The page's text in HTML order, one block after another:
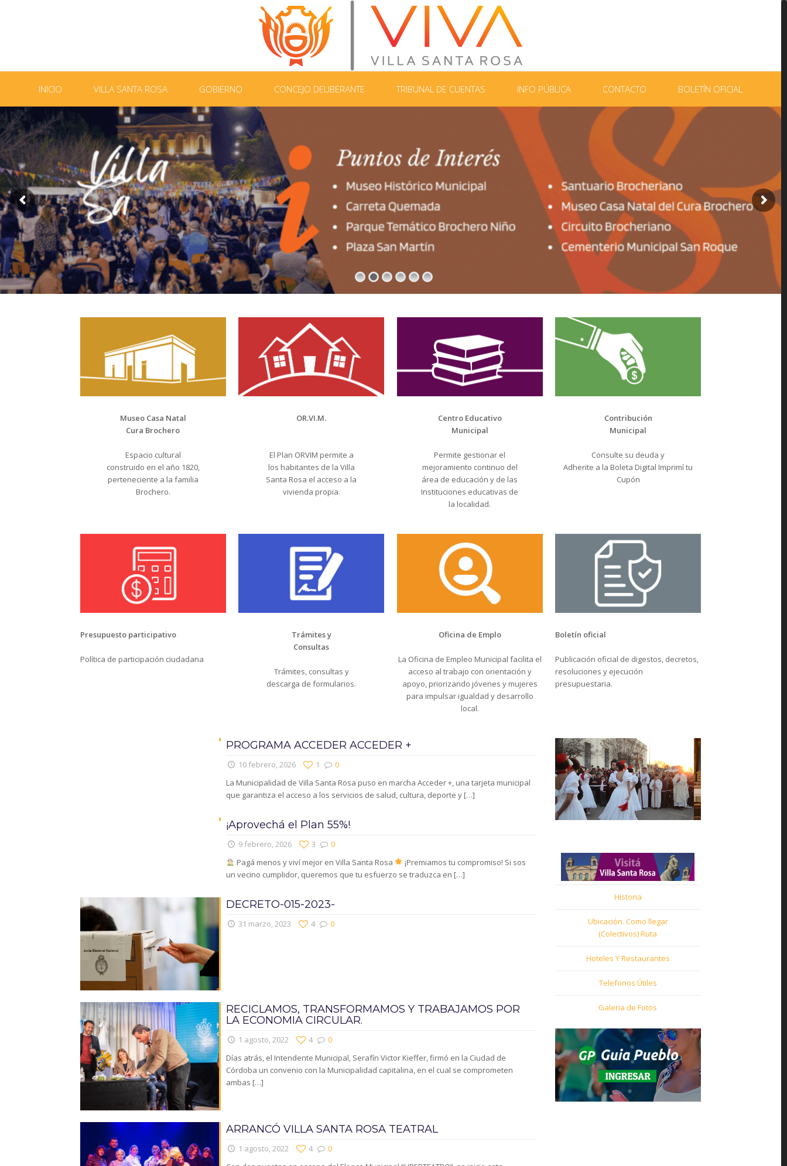
INICIO VILLA SANTA ROSA GOBIERNO CONCEJO DELIBERANTE TRIBUNAL DE CUENTAS INFO PÚBLICA CONTACTO BOLETÍN OFICIAL
Museo Casa Natal
Cura Brochero
Espacio cultural
construido en el año 1820,
perteneciente a la familia
Brochero.
OR.VI.M.
El Plan ORVIM permite a
los habitantes de la Villa
Santa Rosa el acceso a la
vivienda propia.
Centro Educativo
Municipal
Permite gestionar el
mejoramiento continuo del
área de educación y de las
Instituciones educativas de
la localidad.
Contribución
Municipal
Consulte su deuda y
Adherite a la Boleta Digital Imprimí tu
Cupón
Presupuesto participativo
Política de participación ciudadana
Trámites y
Consultas
Trámites, consultas y
descarga de formularios.
Oficina de Emplo
La Oficina de Empleo Municipal facilita el
acceso al trabajo con orientación y
apoyo, priorizando jóvenes y mujeres
para impulsar igualdad y desarrollo
local.
Boletín oficial
Publicación oficial de digestos, decretos,
resoluciones y ejecución
presupuestaria.
PROGRAMA ACCEDER ACCEDER +
10 febrero, 2026 0
1
La Municipalidad de Villa Santa Rosa puso en marcha Acceder +, una tarjeta municipal
que garantiza el acceso a los servicios de salud, cultura, deporte y[…]
¡Aprovechá el Plan 55%!
9 febrero, 2026 0
3
Pagá menos y viví mejor en Villa Santa Rosa
¡Premiamos tu compromiso! Si sos
un vecino cumplidor, queremos que tu esfuerzo se traduzca en […]
DECRETO-015-2023-
31 marzo, 2023 0
4
RECICLAMOS, TRANSFORMAMOS Y TRABAJAMOS POR
LA ECONOMIA CIRCULAR.
1 agosto, 2022 0
4
Días atrás, el Intendente Municipal, Serafín Victor Kieffer, firmó en la Ciudad de
Córdoba un convenio con la Municipalidad capitalina, en el cual se comprometen
ambas […]
ARRANCÓ VILLA SANTA ROSA TEATRAL
1 agosto, 2022 0
4
Historia
Ubicación. Como llegar
(Colectivos) Ruta
Hoteles Y Restaurantes
Telefonos Útiles
Galeria de Fotos